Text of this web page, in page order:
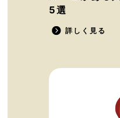
5選
詳しく見る